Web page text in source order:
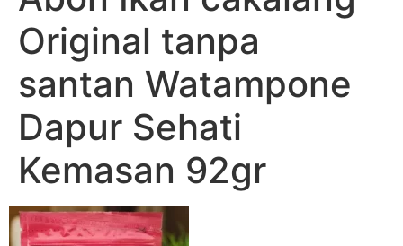
Original tanpa
santan Watampone
Dapur Sehati
Kemasan 92gr